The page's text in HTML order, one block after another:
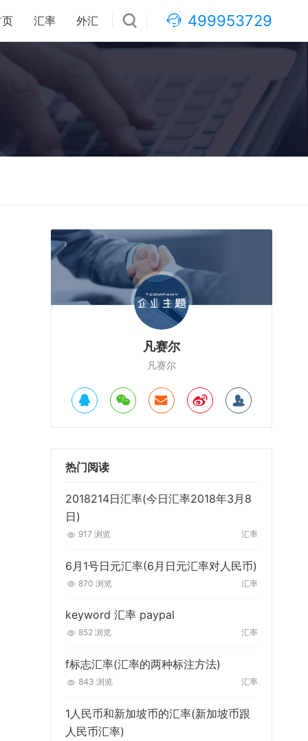
499953729
汇率 外汇
凡赛尔
凡赛尔
热门阅读
2018214日汇率(今日汇率2018年3月8
日)
917 浏览 汇率
6月1号日元汇率(6月日元汇率对人民币)
870 浏览 汇率
keyword 汇率 paypal
852 浏览 汇率
f标志汇率(汇率的两种标注方法)
843 浏览 汇率
1人民币和新加坡币的汇率(新加坡币跟
人民币汇率)